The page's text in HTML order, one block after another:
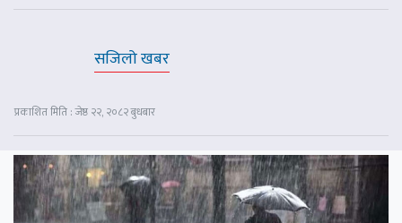
सजिलो खबर
प्रकाशित मिति : जेष्ठ २२, २०८२ बुधबार